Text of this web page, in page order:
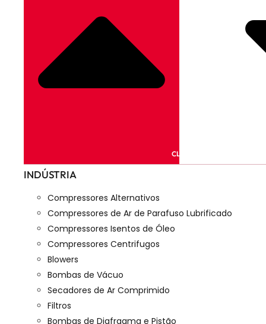
CLOSE PRODUTOS
INDÚSTRIA
Compressores Alternativos
Compressores de Ar de Parafuso Lubrificado
Compressores Isentos de Óleo
Compressores Centrifugos
Blowers
Bombas de Vácuo
Secadores de Ar Comprimido
Filtros
Bombas de Diafragma e Pistão